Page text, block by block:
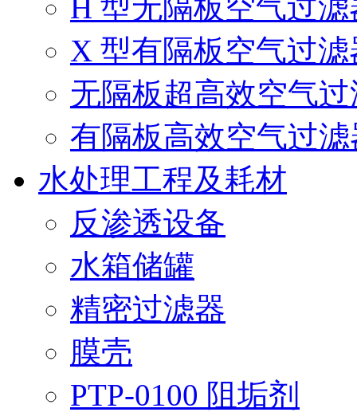
H 型无隔板空气过滤
X 型有隔板空气过滤
无隔板超高效空气
有隔板高效空气过滤
水处理工程及耗材
反渗透设备
水箱储罐
精密过滤器
膜壳
PTP-0100 阻垢剂